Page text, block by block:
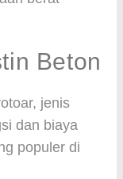
Beton
jenis
dan biaya
populer di